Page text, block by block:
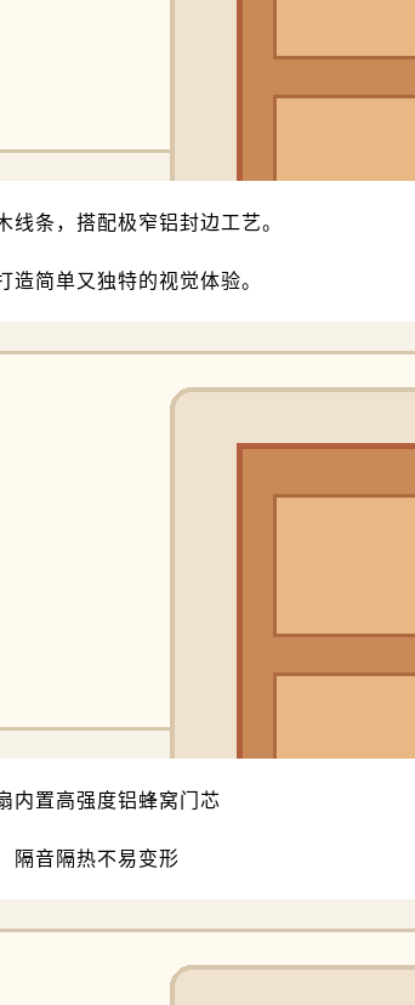
线条，搭配极窄铝封边工艺。
造简单又独特的视觉体验。
内置高强度铝蜂窝门芯
隔音隔热不易变形